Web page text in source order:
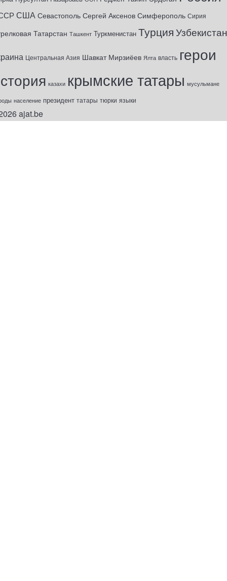
США Севастополь Сергей Аксенов Симферополь Сирия
Татарстан Ташкент Туркменистан ТурцияУзбекистан
Центральная Азия Шавкат Мирзиёев Ялта власть герои
казахи крымские татары мусульмане
население президент татары тюрки языки
ajat.be